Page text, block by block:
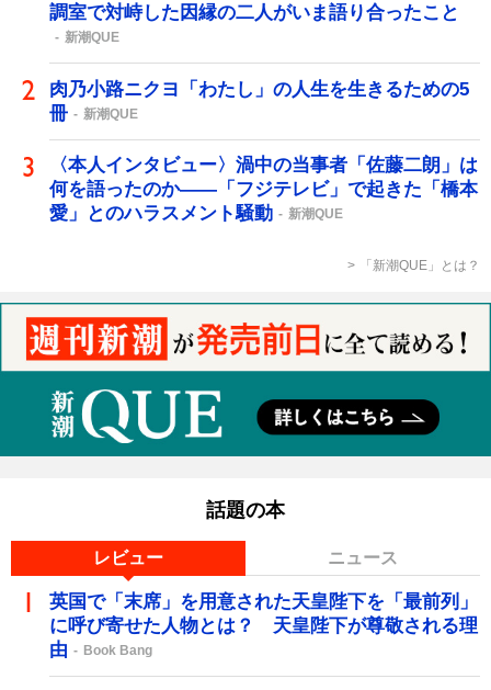
調室で対峙した因縁の二人がいま語り合ったこと
新潮QUE
肉乃小路ニクヨ「わたし」の人生を生きるための5
冊
新潮QUE
〈本人インタビュー〉渦中の当事者「佐藤二朗」は
何を語ったのか――「フジテレビ」で起きた「橋本
愛」とのハラスメント騒動
新潮QUE
「新潮QUE」とは？
話題の本
レビュー ニュース
英国で「末席」を用意された天皇陛下を「最前列」
に呼び寄せた人物とは？ 天皇陛下が尊敬される理
由
Book Bang